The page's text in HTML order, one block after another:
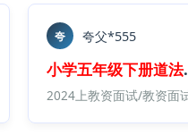
夸 夸父*555
小学五年级下册道法.